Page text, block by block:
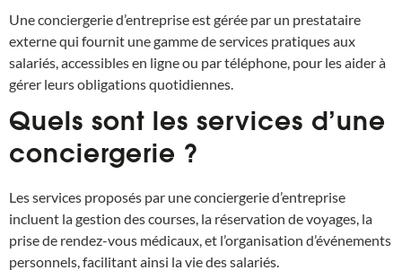
Une conciergerie d’entreprise est gérée par un prestataire
externe qui fournit une gamme de services pratiques aux
salariés, accessibles en ligne ou par téléphone, pour les aider à
gérer leurs obligations quotidiennes.
Quels sont les services d’une
conciergerie ?
Les services proposés par une conciergerie d’entreprise
incluent la gestion des courses, la réservation de voyages, la
prise de rendez-vous médicaux, et l’organisation d’événements
personnels, facilitant ainsi la vie des salariés.